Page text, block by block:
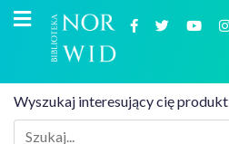
Wyszukaj interesujący cię produkt